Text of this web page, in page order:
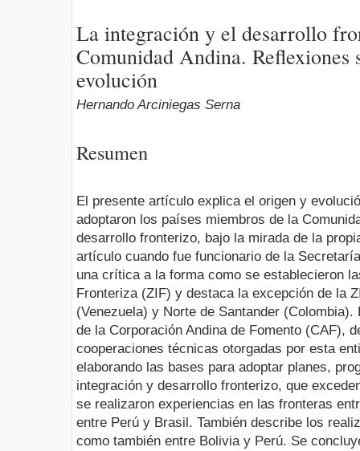
La integración y el desarrollo
Comunidad Andina. Reflexiones
evolución
Hernando Arciniegas Serna
Resumen
El presente artículo explica el origen y
adoptaron los países miembros de la
desarrollo fronterizo, bajo la mirada de la
artículo cuando fue funcionario de la
una crítica a la forma como se establecieron
Fronteriza (ZIF) y destaca la excepción de la
(Venezuela) y Norte de Santander
de la Corporación Andina de Fomento (CAF),
cooperaciones técnicas otorgadas por esta
elaborando las bases para adoptar planes,
integración y desarrollo fronterizo, que
se realizaron experiencias en las fronteras
entre Perú y Brasil. También describe los
como también entre Bolivia y Perú. Se